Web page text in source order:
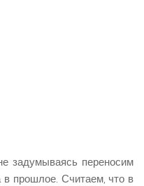
задумываясь переносим
в прошлое. Считаем, что в